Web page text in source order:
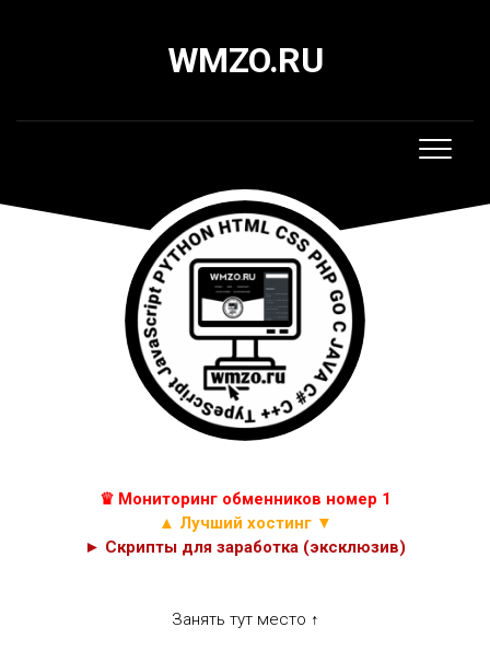
WMZO.RU
♛ Мониторинг обменников номер 1
▲ Лучший хостинг ▼
► Скрипты для заработка (эксклюзив)
Занять тут место ↑